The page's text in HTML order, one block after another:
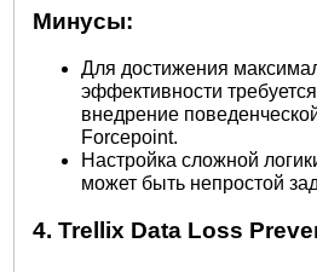
Минусы:
Для достижения
эффективности
внедрение
Forcepoint.
Настройка сложной
может быть непростой
4. Trellix Data Loss